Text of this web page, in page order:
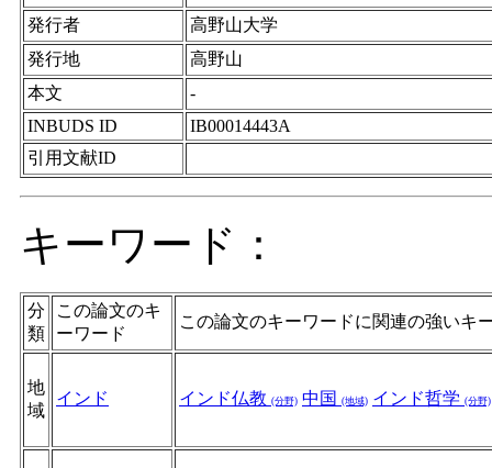
発行者
高野山大学
発行地
高野山
本文
-
INBUDS ID
IB00014443A
引用文献ID
キーワード：
分
類
この論文のキ
ーワード
この論文のキーワードに関連の強いキ
地
域
インド インド仏教 (分野) 中国 (地域) インド哲学 (分野)